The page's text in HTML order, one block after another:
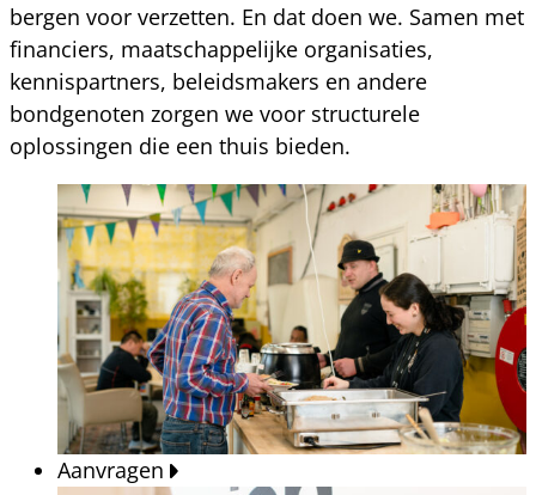
bergen voor verzetten. En dat doen we. Samen met
financiers, maatschappelijke organisaties,
kennispartners, beleidsmakers en andere
bondgenoten zorgen we voor structurele
oplossingen die een thuis bieden.
Aanvragen